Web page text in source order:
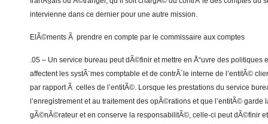
intervienne dans ce dernier pour une autre mission.
ElÃ©ments Ã prendre en compte par le commissaire aux comptes
.05 – Un service bureau peut dÃ©finir et mettre en Å“uvre des politiques
affectent les systÃ¨mes comptable et de contrÃ´le interne de l’entitÃ©
par rapport Ã celles de l’entitÃ©. Lorsque les prestations du service
l’enregistrement et au traitement des opÃ©rations et que l’entitÃ© garde
gÃ©nÃ©rateur et en conserve la responsabilitÃ©, celle-ci peut dÃ©finir et